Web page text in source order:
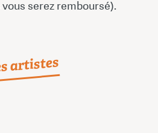
serez remboursé).
artistes